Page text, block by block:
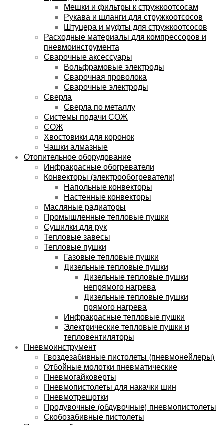
Мешки и фильтры к стружкоотсосам
Рукава и шланги для стружкоотсосов
Штуцера и муфты для стружкоотсосов
Расходные материалы для компрессоров и
пневмоинструмента
Сварочные аксессуары
Вольфрамовые электроды
Сварочная проволока
Сварочные электроды
Сверла
Сверла по металлу
Системы подачи СОЖ
СОЖ
Хвостовики для коронок
Чашки алмазные
Отопительное оборудование
Инфракрасные обогреватели
Конвекторы (электрообогреватели)
Напольные конвекторы
Настенные конвекторы
Масляные радиаторы
Промышленные тепловые пушки
Сушилки для рук
Тепловые завесы
Тепловые пушки
Газовые тепловые пушки
Дизельные тепловые пушки
Дизельные тепловые пушки
непрямого нагрева
Дизельные тепловые пушки
прямого нагрева
Инфракрасные тепловые пушки
Электрические тепловые пушки и
тепловентиляторы
Пневмоинструмент
Гвоздезабивные пистолеты (пневмонейлеры)
Отбойные молотки пневматические
Пневмогайковерты
Пневмопистолеты для накачки шин
Пневмотрещотки
Продувочные (обдувочные) пневмопистолеты
Скобозабивные пистолеты